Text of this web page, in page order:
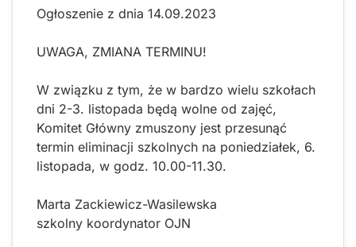
Ogłoszenie z dnia 14.09.2023
UWAGA, ZMIANA TERMINU!
W związku z tym, że w bardzo wielu szkołach
dni 2-3. listopada będą wolne od zajęć,
Komitet Główny zmuszony jest przesunąć
termin eliminacji szkolnych na poniedziałek, 6.
listopada, w godz. 10.00-11.30.
Marta Zackiewicz-Wasilewska
szkolny koordynator OJN